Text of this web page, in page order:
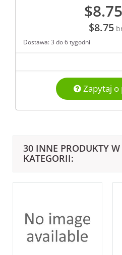
$8.75
$8.75
Dostawa: 3 do 6 tygodni
Zapytaj
30 INNE PRODUKTY W
KATEGORII: